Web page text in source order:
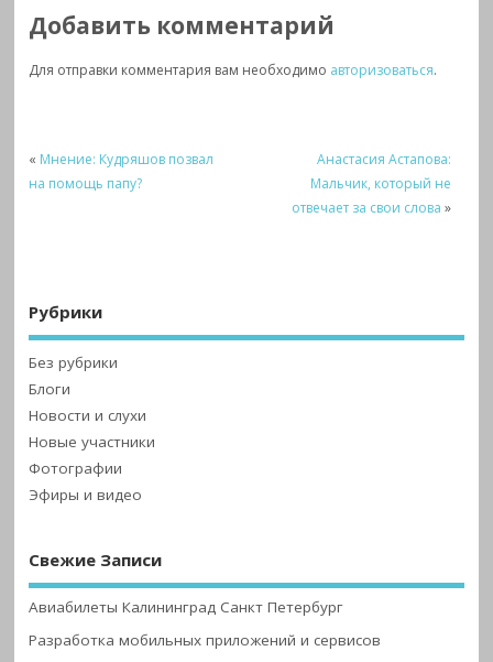
Добавить комментарий
Для отправки комментария вам необходимо авторизоваться.
« Мнение: Кудряшов позвал
на помощь папу?
Анастасия Астапова:
Мальчик, который не
отвечает за свои слова »
Рубрики
Без рубрики
Блоги
Новости и слухи
Новые участники
Фотографии
Эфиры и видео
Свежие Записи
Авиабилеты Калининград Санкт Петербург
Разработка мобильных приложений и сервисов